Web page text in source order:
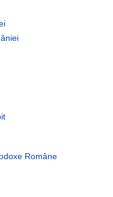
Române